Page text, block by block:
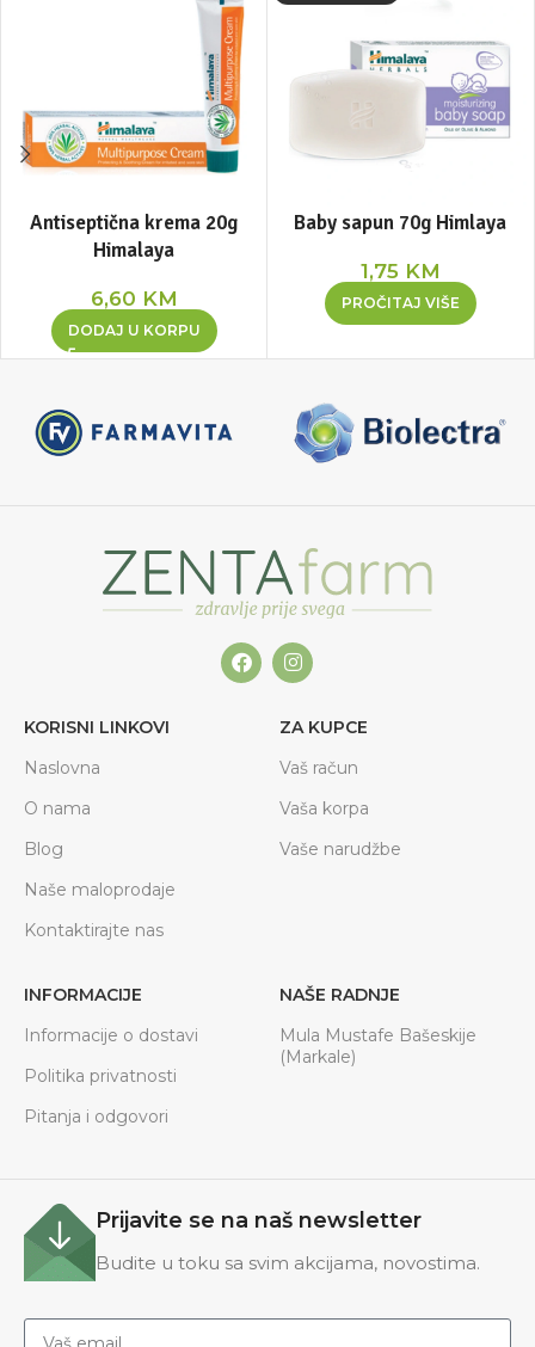
Antiseptična krema 20g
Himalaya
6,60 KM
DODAJ U KORPU
Baby sapun 70g Himlaya
1,75 KM
PROČITAJ VIŠE
KORISNI LINKOVI
Naslovna
O nama
Blog
Naše maloprodaje
Kontaktirajte nas
ZA KUPCE
Vaš račun
Vaša korpa
Vaše narudžbe
INFORMACIJE
Informacije o dostavi
Politika privatnosti
Pitanja i odgovori
NAŠE RADNJE
Mula Mustafe Bašeskije
(Markale)
Prijavite se na naš newsletter
Budite u toku sa svim akcijama, novostima.